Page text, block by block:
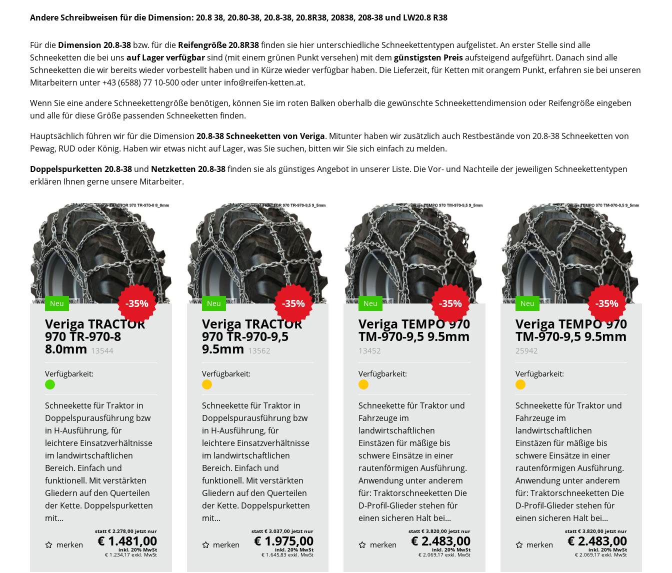
Andere Schreibweisen für die Dimension: 20.8 38, 20.80-38, 20.8-38, 20.8R38, 20838, 208-38 und LW20.8 R38
Für die Dimension 20.8-38 bzw. für die Reifengröße 20.8R38finden sie hier unterschiedliche Schneekettentypen aufgelistet. An erster Stelle sind alle
Schneeketten die bei uns auf Lager verfügbarsind (mit einem grünen Punkt versehen) mit dem günstigsten Preisaufsteigend aufgeführt. Danach sind alle
Schneeketten die wir bereits wieder vorbestellt haben und in Kürze wieder verfügbar haben. Die Lieferzeit, für Ketten mit orangem Punkt, erfahren sie bei unseren
Mitarbeitern unter +43 (6588) 77 10-500 oder unter info@reifen-ketten.at.
Wenn Sie eine andere Schneekettengröße benötigen, können Sie im roten Balken oberhalb die gewünschte Schneekettendimension oder Reifengröße eingeben
und alle für diese Größe passenden Schneeketten finden.
Hauptsächlich führen wir für die Dimension 20.8-38 Schneeketten von Veriga. Mitunter haben wir zusätzlich auch Restbestände von 20.8-38 Schneeketten von
Pewag, RUD oder König. Haben wir etwas nicht auf Lager, was Sie suchen, bitten wir Sie sich einfach zu melden.
Doppelspurketten 20.8-38 und Netzketten 20.8-38finden sie als günstiges Angebot in unserer Liste. Die Vor- und Nachteile der jeweiligen Schneekettentypen
erklären Ihnen gerne unsere Mitarbeiter.
-35%
Neu
Veriga TRACTOR
970 TR-970-8
8.0mm 13544
Verfügbarkeit:
Schneekette für Traktor in
Doppelspurausführung bzw
in H-Ausführung, für
leichtere Einsatzverhältnisse
im landwirtschaftlichen
Bereich. Einfach und
funktionell. Mit verstärkten
Gliedern auf den Querteilen
der Kette. Doppelspurketten
mit...
merken
statt € 2.278,00 jetzt nur
€ 1.481,00
inkl. 20% MwSt
€ 1.234,17 exkl. MwSt
-35%
Neu
Veriga TRACTOR
970 TR-970-9,5
9.5mm 13562
Verfügbarkeit:
Schneekette für Traktor in
Doppelspurausführung bzw
in H-Ausführung, für
leichtere Einsatzverhältnisse
im landwirtschaftlichen
Bereich. Einfach und
funktionell. Mit verstärkten
Gliedern auf den Querteilen
der Kette. Doppelspurketten
mit...
merken
statt € 3.037,00 jetzt nur
€ 1.975,00
inkl. 20% MwSt
€ 1.645,83 exkl. MwSt
-35%
Neu
Veriga TEMPO 970
TM-970-9,5 9.5mm
13452
Verfügbarkeit:
Schneekette für Traktor und
Fahrzeuge im
landwirtschaftlichen
Einstäzen für mäßige bis
schwere Einsätze in einer
rautenförmigen Ausführung.
Anwendung unter anderem
für: Traktorschneeketten Die
D-Profil-Glieder stehen für
einen sicheren Halt bei...
merken
statt € 3.820,00 jetzt nur
€ 2.483,00
inkl. 20% MwSt
€ 2.069,17 exkl. MwSt
-35%
Neu
Veriga TEMPO 970
TM-970-9,5 9.5mm
25942
Verfügbarkeit:
Schneekette für Traktor und
Fahrzeuge im
landwirtschaftlichen
Einstäzen für mäßige bis
schwere Einsätze in einer
rautenförmigen Ausführung.
Anwendung unter anderem
für: Traktorschneeketten Die
D-Profil-Glieder stehen für
einen sicheren Halt bei...
merken
statt € 3.820,00 jetzt nur
€ 2.483,00
inkl. 20% MwSt
€ 2.069,17 exkl. MwSt